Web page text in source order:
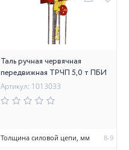
Таль ручная червячная
передвижная ТРЧП 5,0 т ПБИ
Артикул: 1013033
Толщина силовой цепи, мм 8-9